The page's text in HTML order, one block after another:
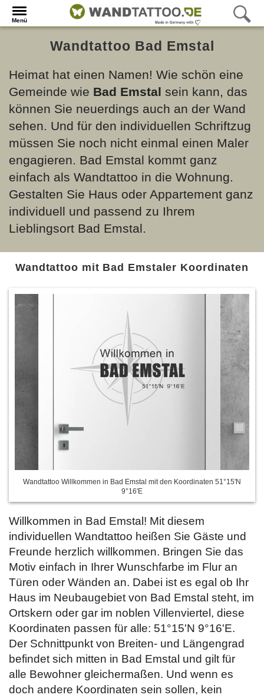
Menü
Wandtattoo Bad Emstal
Heimat hat einen Namen! Wie schön eine
Gemeinde wie Bad Emstal sein kann, das
können Sie neuerdings auch an der Wand
sehen. Und für den individuellen Schriftzug
müssen Sie noch nicht einmal einen Maler
engagieren. Bad Emstal kommt ganz
einfach als Wandtattoo in die Wohnung.
Gestalten Sie Haus oder Appartement ganz
individuell und passend zu Ihrem
Lieblingsort Bad Emstal.
Wandtattoo mit Bad Emstaler Koordinaten
Wandtattoo Willkommen in Bad Emstal mit den Koordinaten 51°15'N
9°16'E
Willkommen in Bad Emstal! Mit diesem
individuellen Wandtattoo heißen Sie Gäste und
Freunde herzlich willkommen. Bringen Sie das
Motiv einfach in Ihrer Wunschfarbe im Flur an
Türen oder Wänden an. Dabei ist es egal ob Ihr
Haus im Neubaugebiet von Bad Emstal steht, im
Ortskern oder gar im noblen Villenviertel, diese
Koordinaten passen für alle: 51°15'N 9°16'E.
Der Schnittpunkt von Breiten- und Längengrad
befindet sich mitten in Bad Emstal und gilt für
alle Bewohner gleichermaßen. Und wenn es
doch andere Koordinaten sein sollen, kein